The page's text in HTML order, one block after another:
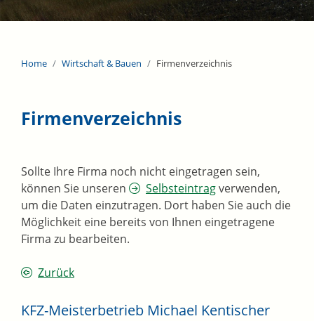
Home Wirtschaft & Bauen Firmenverzeichnis
Firmenverzeichnis
Sollte Ihre Firma noch nicht eingetragen sein,
können Sie unseren
Selbsteintragverwenden,
um die Daten einzutragen. Dort haben Sie auch die
Möglichkeit eine bereits von Ihnen eingetragene
Firma zu bearbeiten.
Zurück
KFZ-Meisterbetrieb Michael Kentischer